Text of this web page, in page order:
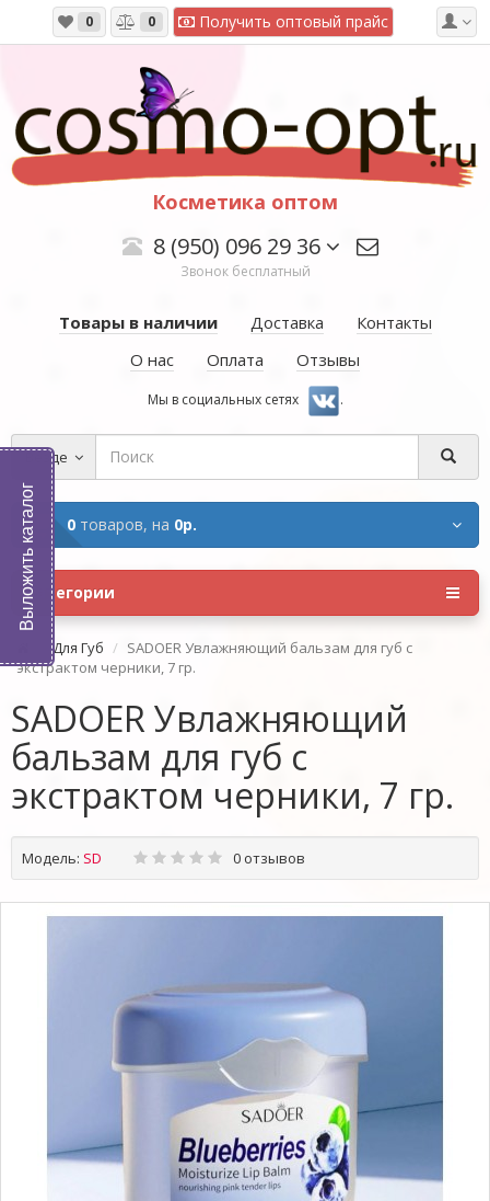
0 0 Получить оптовый прайс
Косметика оптом
8 (950) 096 29 36
Звонок бесплатный
Товары в наличии Доставка
Контакты
О нас
Оплата Отзывы
Мы в социальных сетях .
Везде
0 товаров, на 0р.
Категории
Для Губ
SADOER Увлажняющий бальзам для губ с
экстрактом черники, 7 гр.
SADOER Увлажняющий
бальзам для губ с
экстрактом черники, 7 гр.
Модель: SD 0 отзывов
Выложить каталог